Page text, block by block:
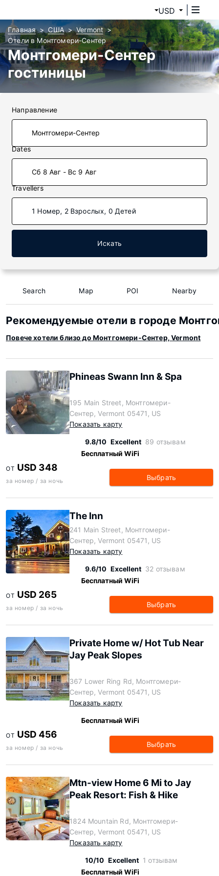
USD
Главная США
Vermont
Отели в Монтгомери-Сентер
Монтгомери-Сентер
гостиницы
Направление
Dates
Сб 8 Авг - Вс 9 Авг
Travellers
1 Номер, 2 Взрослых, 0 Детей
Искать
Search Map POI Nearby
Рекомендуемые отели в городе
Повече хотели близо до Монтгомери-Сентер, Vermont
Phineas Swann Inn & Spa
195 Main Street, Монтгомери-
Сентер, Vermont 05471, US
Показать карту
9.8/10 Excellent 89 отзывам
Бесплатный WiFi
ОТ USD 348
за номер / за ночь Выбрать
The Inn
241 Main Street, Монтгомери-
Сентер, Vermont 05471, US
Показать карту
9.6/10 Excellent 32 отзывам
Бесплатный WiFi
ОТ USD 265
за номер / за ночь Выбрать
Private Home w/ Hot Tub Near
Jay Peak Slopes
367 Lower Ring Rd, Монтгомери-
Сентер, Vermont 05471, US
Показать карту
Бесплатный WiFi
ОТ USD 456
за номер / за ночь Выбрать
Mtn-view Home 6 Mi to Jay
Peak Resort: Fish & Hike
1824 Mountain Rd, Монтгомери-
Сентер, Vermont 05471, US
Показать карту
10/10 Excellent 1 отзывам
Бесплатный WiFi